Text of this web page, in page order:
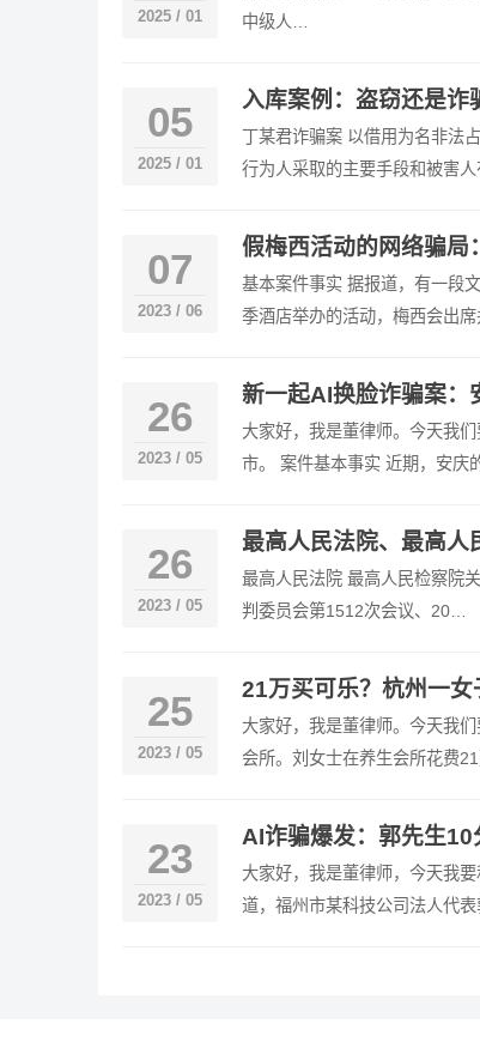
2025 / 01
中级人…
05
2025 / 01
入库案例：盗窃还是诈
丁某君诈骗案 以借用为名非法
行为人采取的主要手段和被害人
07
2023 / 06
假梅西活动的网络骗局
基本案件事实 据报道，有一段
季酒店举办的活动，梅西会出席
26
2023 / 05
新一起AI换脸诈骗案：
大家好，我是董律师。今天我
市。 案件基本事实 近期，安庆
26
2023 / 05
最高人民法院、最高人
最高人民法院 最高人民检察院
判委员会第1512次会议、20…
25
2023 / 05
21万买可乐？杭州一女
大家好，我是董律师。今天我
会所。刘女士在养生会所花费
23
2023 / 05
AI诈骗爆发：郭先生
大家好，我是董律师，今天我
道，福州市某科技公司法人代表